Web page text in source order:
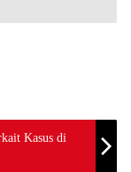
Kasus di